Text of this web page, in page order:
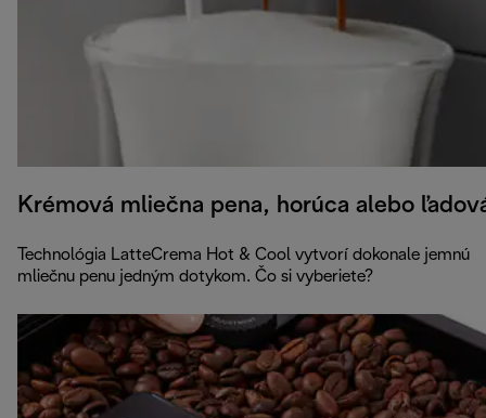
Krémová mliečna pena, horúca alebo
Technológia LatteCrema Hot & Cool vytvorí dokonale jemnú
mliečnu penu jedným dotykom. Čo si vyberiete?